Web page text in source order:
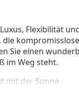
Flexibilität
die
Sie einen
im Weg steht.
mit der Sonne